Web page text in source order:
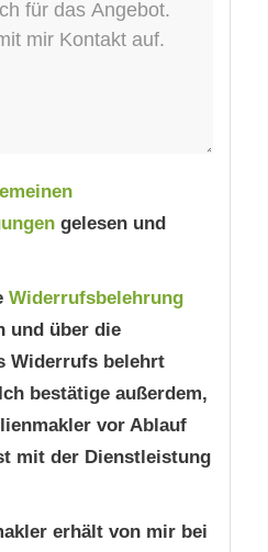
gelesen und
Widerrufsbelehrung
und über die
Widerrufs belehrt
bestätige außerdem,
vor Ablauf
mit der Dienstleistung
erhält von mir bei